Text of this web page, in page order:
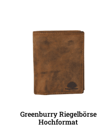
Greenburry Riegelbörse
Hochformat